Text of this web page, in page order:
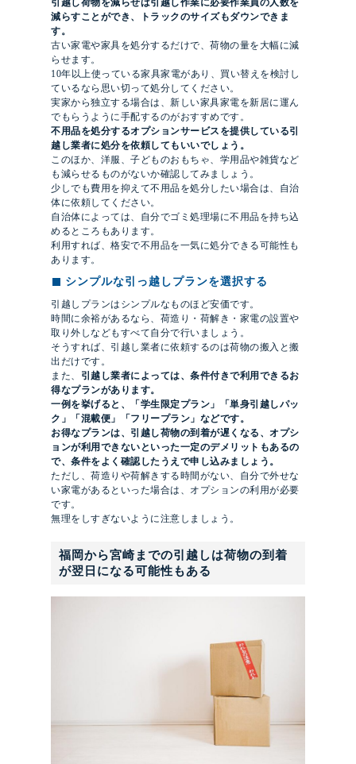
減らすことができ、トラックのサイズもダウンできま
す。
古い家電や家具を処分するだけで、荷物の量を大幅に減
らせます。
10年以上使っている家具家電があり、買い替えを検討し
ているなら思い切って処分してください。
実家から独立する場合は、新しい家具家電を新居に運ん
でもらうように手配するのがおすすめです。
不用品を処分するオプションサービスを提供している引
越し業者に処分を依頼してもいいでしょう。
このほか、洋服、子どものおもちゃ、学用品や雑貨など
も減らせるものがないか確認してみましょう。
少しでも費用を抑えて不用品を処分したい場合は、自治
体に依頼してください。
自治体によっては、自分でゴミ処理場に不用品を持ち込
めるところもあります。
利用すれば、格安で不用品を一気に処分できる可能性も
あります。
シンプルな引っ越しプランを選択する
引越しプランはシンプルなものほど安価です。
時間に余裕があるなら、荷造り・荷解き・家電の設置や
取り外しなどもすべて自分で行いましょう。
そうすれば、引越し業者に依頼するのは荷物の搬入と搬
出だけです。
また、
引越し業者によっては、条件付きで利用できるお
得なプランがあります。
一例を挙げると、「学生限定プラン」「単身引越しパッ
ク」「混載便」「フリープラン」などです。
お得なプランは、引越し荷物の到着が遅くなる、オプシ
ョンが利用できないといった一定のデメリットもあるの
で、条件をよく確認したうえで申し込みましょう。
ただし、荷造りや荷解きする時間がない、自分で外せな
い家電があるといった場合は、オプションの利用が必要
です。
無理をしすぎないように注意しましょう。
福岡から宮崎までの引越しは荷物の到着
が翌日になる可能性もある